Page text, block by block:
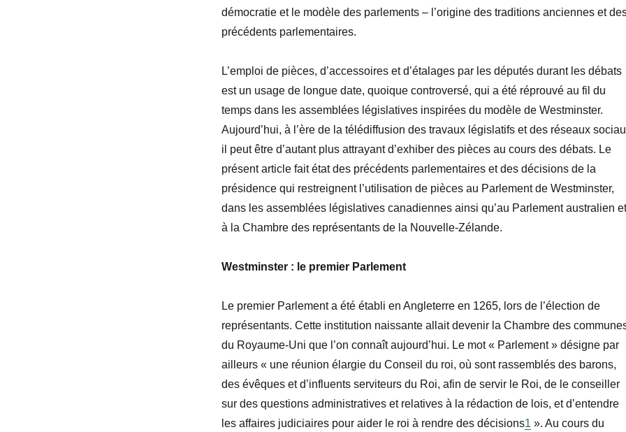
démocratie et le modèle des parlements – l’origine des traditions anciennes et
précédents parlementaires.
L’emploi de pièces, d’accessoires et d’étalages par les députés durant lesdébats
est un usage de longue date, quoique controversé, qui a été réprouvé au fil du
temps dans les assemblées législatives inspirées du modèle de Westminster.
Aujourd’hui, à l’ère de la télédiffusion des travaux législatifs et des réseaux
il peut être d’autant plus attrayant d’exhiber des pièces au cours desdébats. Le
présent article fait état des précédents parlementaires et desdécisions de la
présidence qui restreignent l’utilisation de pièces au Parlement de Westminster,
dans les assemblées législatives canadiennes ainsi qu’au Parlement australien et
à la Chambre des représentants de la Nouvelle-Zélande.
Westminster: le premier Parlement
Le premier Parlement a été établi en Angleterre en 1265, lors de l’élection de
représentants. Cette institution naissante allait devenir la Chambre des
du Royaume-Uni que l’on connaît aujourd’hui. Le mot « Parlement » désigne par
ailleurs « une réunion élargie du Conseil du roi, où sont rassemblés des barons,
des évêques etd’influents serviteurs du Roi, afin de servir le Roi, de le conseiller
sur des questions administratives et relatives à la rédaction de lois, et d’entendre
les affaires judiciaires pour aider le roi à rendre des décisions1 ». Au cours du